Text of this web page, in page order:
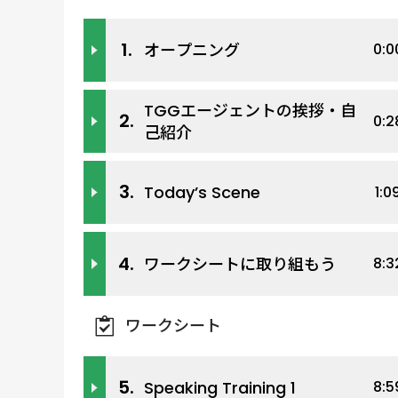
1. オープニング
2. TGGエージェントの挨拶・自
己紹介
3. Today’s Scene
4. ワークシートに取り組もう
ワークシート
5. Speaking Training 1